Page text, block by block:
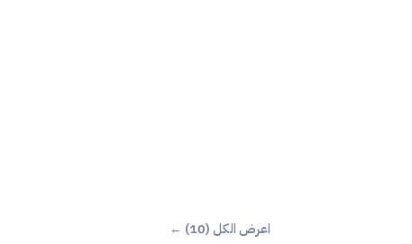
اعرض الكل (10) ←